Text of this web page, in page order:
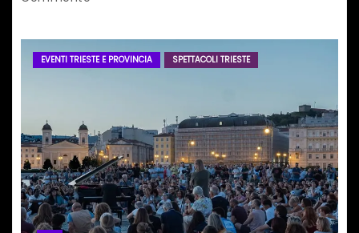
EVENTI TRIESTE E PROVINCIA SPETTACOLI TRIESTE